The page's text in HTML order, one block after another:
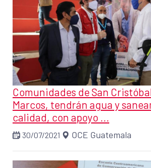
Comunidades de San
Marcos, tendrán agua y
calidad, con apoyo ...
30/07/2021 OCE Guatemala